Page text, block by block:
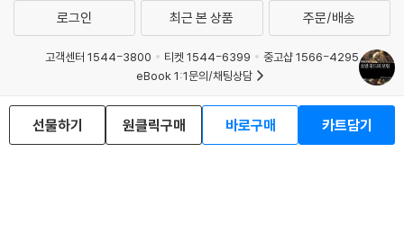
선물하기 원클릭구매 바로구매 카트담기
로그인 최근 본 상품 주문/배송
고객센터 1544-3800 티켓 1544-6399
중고샵 1566-4295
eBook 1:1문의/채팅상담
예스이십사(주) 사업자 정보
이용약관
개인정보처리방침
청소년보호정책
PC버전
회사소개
거래처관계자께